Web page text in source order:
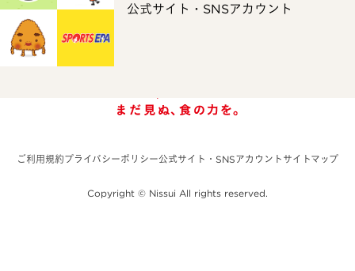
公式サイト・SNSアカウント
ご利用規約プライバシーポリシー公式サイト・SNSアカウント サイトマップ
Copyright © Nissui All rights reserved.